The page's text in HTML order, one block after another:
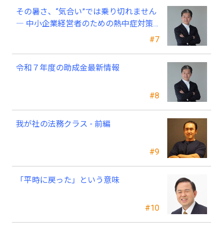
#7
その暑さ、“気合い”では乗り切れません
― 中小企業経営者のための熱中症対策
#8
令和７年度の助成金最新情報
#9
我が社の法務クラス - 前編
#10
「平時に戻った」という意味